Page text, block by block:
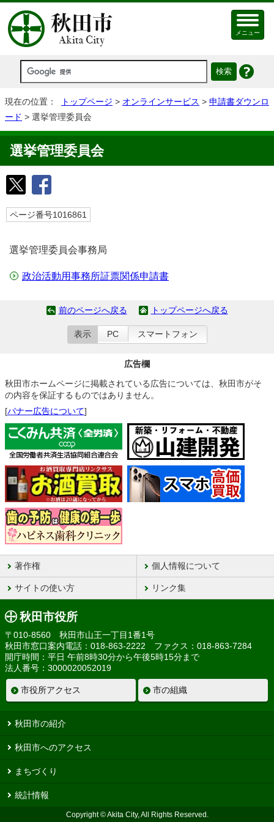
メニュー
現在の位置： トップページ > オンラインサービス > 申請書ダウンロ
ード > 選挙管理委員会
選挙管理委員会
ページ番号1016861
選挙管理委員会事務局
政治活動用事務所証票関係申請書
前のページへ戻る トップページへ戻る
表示 PC スマートフォン
広告欄
秋田市ホームページに掲載されている広告については、秋田市がそ
の内容を保証するものではありません。
[バナー広告について]
著作権 個人情報について
サイトの使い方 リンク集
秋田市役所
〒010-8560 秋田市山王一丁目1番1号
秋田市窓口案内電話：018-863-2222 ファクス：018-863-7284
開庁時間：平日 午前8時30分から午後5時15分まで
法人番号：3000020052019
市役所アクセス 市の組織
秋田市の紹介
秋田市へのアクセス
まちづくり
統計情報
Copyright © Akita City, All Rights Reserved.